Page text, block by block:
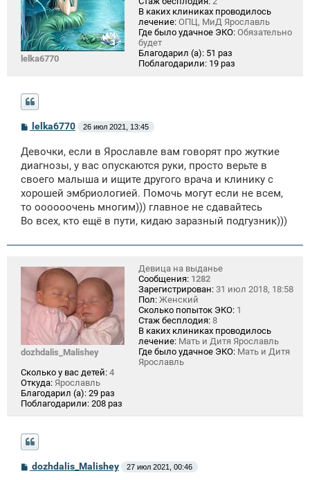
lelka6770
В каких клиниках проводилось
лечение: ОПЦ, МиД Ярославль
Где было удачное ЭКО: Обязательно
будет
Благодарил (а): 51 раз
Поблагодарили: 19 раз
С
о
б
щ
н
и
е
lelka6770 26 июл 2021, 13:45
Девочки, если в Ярославле вам говорят про жуткие
диагнозы, у вас опускаются руки, просто верьте в
своего малыша и ищите другого врача и клинику с
хорошей эмбриологией. Помочь могут если не всем,
то оооооочень многим))) главное не сдавайтесь
Во всех, кто ещё в пути, кидаю заразный подгузник)))
dozhdalis_Malishey
Девица на выданье
Сообщения: 1282
Зарегистрирован: 31 июл 2018, 18:58
Пол: Женский
Сколько попыток ЭКО: 1
Стаж бесплодия: 8
В каких клиниках проводилось
лечение: Мать и Дитя Ярославль
Где было удачное ЭКО: Мать и Дитя
Ярославль
Сколько у вас детей: 4
Откуда: Ярославль
Благодарил (а): 29 раз
Поблагодарили: 208 раз
С
о
dozhdalis_Malishey 27 июл 2021, 00:46